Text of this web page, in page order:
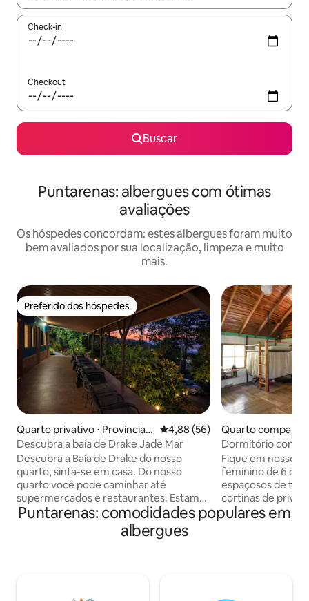
Check-in
Checkout
Buscar
Puntarenas: albergues com ótimas
avaliações
Os hóspedes concordam: estes albergues foram muito
bem avaliados por sua localização, limpeza e muito
mais.
Preferido dos hóspedes
Preferido dos hóspedes
Quarto privativo ⋅ Provincia d
e Puntarenas
4,88 de uma avaliação média
4,88 (56)
Descubra a baía de Drake Jade Mar
Descubra a Baía de Drake do nosso
quarto, sinta-se em casa. Do nosso
quarto você pode caminhar até
supermercados e restaurantes. Estamos
a apenas 400 metros da praia principal.
Onde você pode pegar barcos para os
principais passeios. Você pode iniciar
Quarto
arenas Province
Dormitório
boutique com
#1
Fique em nosso
feminino de 6
espaçosos de
cortinas de
inclui uma
Puntarenas: comodidades populares em
albergues